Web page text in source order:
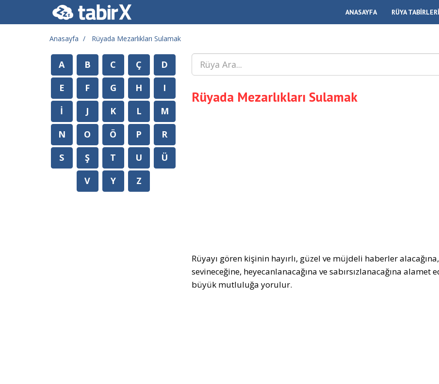
ANASAYFA RÜYA TABİRLERİ
Anasayfa Rüyada Mezarlıkları Sulamak
Rüyada Mezarlıkları Sulamak
Rüyayı gören kişinin hayırlı, güzel ve müjdeli haberler
sevineceğine, heyecanlanacağına ve sabırsızlanacağına alamet
büyük mutluluğa yorulur.
A B C Ç
D
E
F G H
I
İ
J K L
M
N
O Ö P
R
S
Ş T U
Ü
V
Y Z